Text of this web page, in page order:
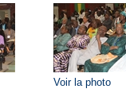
Voir la photo